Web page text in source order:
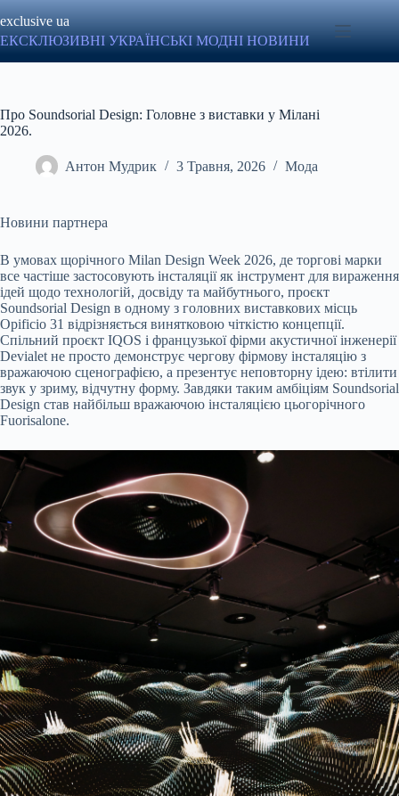
до
вмісту
exclusive ua
ЕКСКЛЮЗИВНІ УКРАЇНСЬКІ МОДНІ НОВИНИ
Про Soundsorial Design: Головне з виставки у Мілані
2026.
Антон Мудрик 3 Травня, 2026 Мода
Новини партнера
В умовах щорічного Milan Design Week 2026, де торгові марки
все частіше застосовують інсталяції як інструмент для вираження
ідей щодо технологій, досвіду та майбутнього, проєкт
Soundsorial Design в одному з головних виставкових місць
Opificio 31 відрізняється винятковою чіткістю концепції.
Спільний проєкт IQOS і французької фірми акустичної інженерії
Devialet не просто демонструє чергову фірмову інсталяцію з
вражаючою сценографією, а презентує неповторну ідею: втілити
звук у зриму, відчутну форму. Завдяки таким амбіціям Soundsorial
Design став найбільш вражаючою інсталяцією цьогорічного
Fuorisalone.